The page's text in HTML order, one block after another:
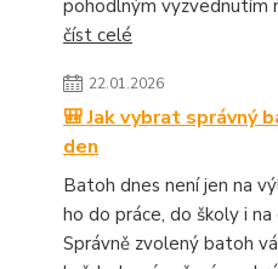
pohodlným vyzvednutím
číst celé
22.01.2026
🎒 Jak vybrat správný
den
Batoh dnes není jen na
ho do práce, do školy i na
Správně zvolený batoh